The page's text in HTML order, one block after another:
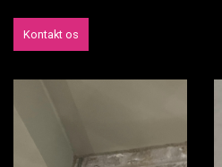
Kontakt os